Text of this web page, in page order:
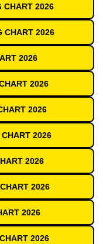
CHART 2026
CHART 2026
2026
2026
2026
CHART 2026
2026
2026
2026
2026